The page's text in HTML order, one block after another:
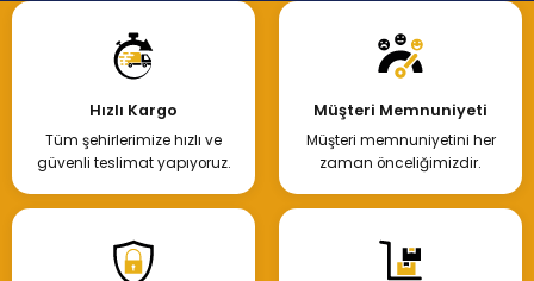
Hızlı Kargo
Tüm şehirlerimize hızlı ve
güvenli teslimat yapıyoruz.
Müşteri Memnuniyeti
Müşteri memnuniyetini her
zaman önceliğimizdir.